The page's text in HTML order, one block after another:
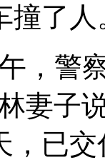
撞了人
警察
妻子
，已